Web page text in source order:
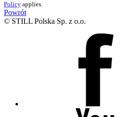
Policy applies.
Powrót
© STILL Polska Sp. z o.o.